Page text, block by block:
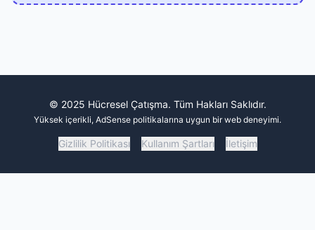
© 2025 Hücresel Çatışma. Tüm Hakları Saklıdır.
Yüksek içerikli, AdSense politikalarına uygun bir web deneyimi.
Gizlilik Politikası Kullanım Şartları İletişim